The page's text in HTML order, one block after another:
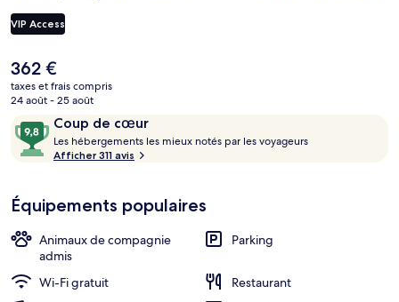
minutes à pied de National World War II Museum et de Caesars
New Orleans Casino. Les autres voyageurs adorent le personnel
des transports publics. Là, Arrêt Saint Charles à Lafayette et Station
de métro Carondelet at Girod vous tendent les bras.
VIP Access
Le
prix
actuel
de
362 €.
362 €
taxes et frais compris
24 août - 25 août
Avis
voyageurs
Coup de cœur
9,8
sur
10,
cœur
Les hébergements les mieux notés par les voyageurs
Afficher 311 avis
Équipements populaires
Animaux de compagnie
admis
Parking
Wi-Fi gratuit
Restaurant